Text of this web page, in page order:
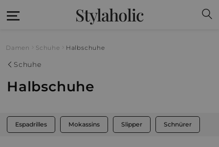
Stylaholic
Damen Schuhe Halbschuhe
Schuhe
Halbschuhe
Espadrilles Mokassins Slipper Schnürer